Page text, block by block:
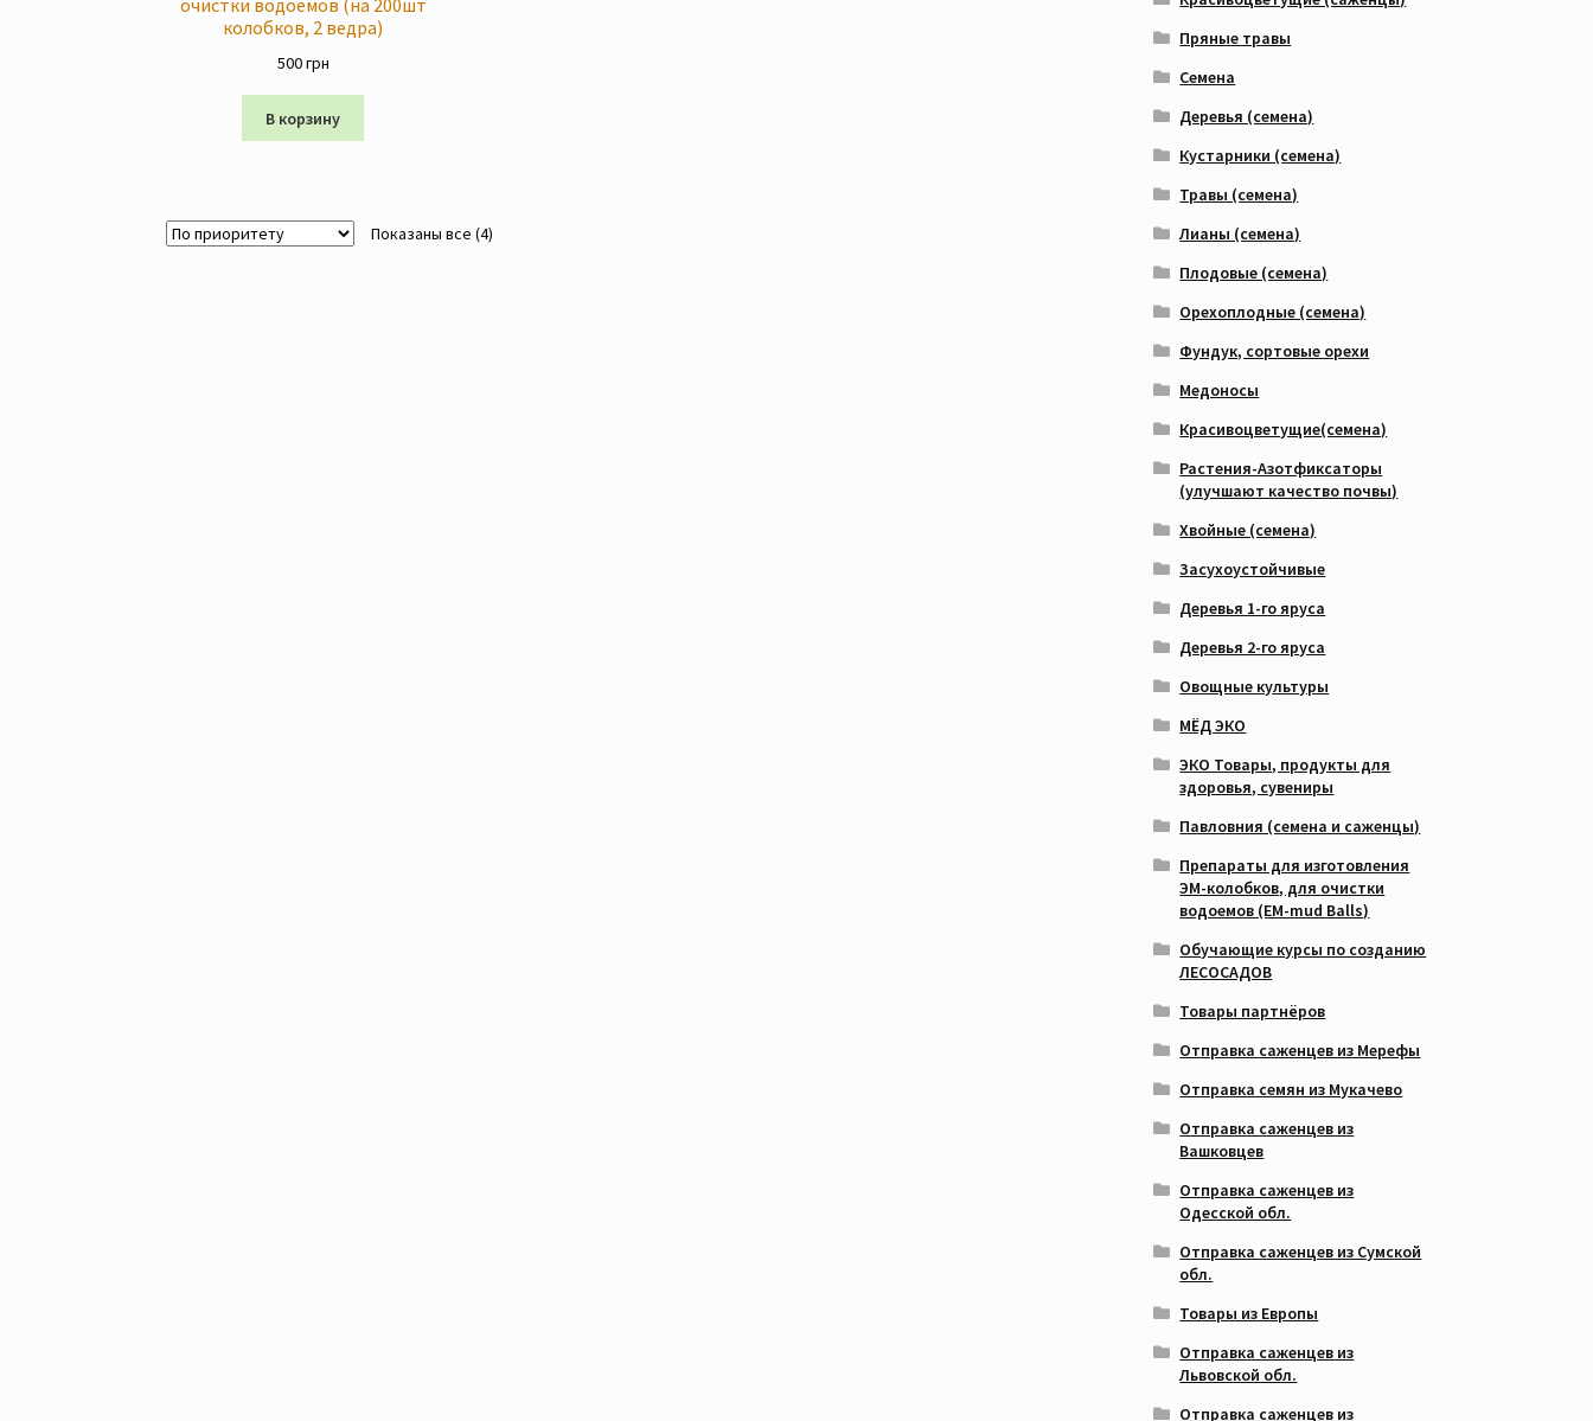
очистки водоемов (на 200шт
колобков, 2 ведра)
500грн
В корзину
Показаны все (4)
Пряные травы
Семена
Деревья (семена)
Кустарники (семена)
Травы (семена)
Лианы (семена)
Плодовые (семена)
Орехоплодные (семена)
Фундук, сортовые орехи
Медоносы
Красивоцветущие(семена)
Растения-Азотфиксаторы
(улучшают качество почвы)
Хвойные (семена)
Засухоустойчивые
Деревья 1-го яруса
Деревья 2-го яруса
Овощные культуры
МЁД ЭКО
ЭКО Товары, продукты для
здоровья, сувениры
Павловния (семена и саженцы)
Препараты для изготовления
ЭМ-колобков, для очистки
водоемов (EM-mud Balls)
Обучающие курсы по созданию
ЛЕСОСАДОВ
Товары партнёров
Отправка саженцев из Мерефы
Отправка семян из Мукачево
Отправка саженцев из
Вашковцев
Отправка саженцев из
Одесской обл.
Отправка саженцев из Сумской
обл.
Товары из Европы
Отправка саженцев из
Львовской обл.
Отправка саженцев из